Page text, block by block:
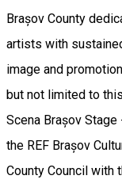
Brașov County
artists with
image and
but not limited to
Scena Brașov
the REF Brașov
County Council with